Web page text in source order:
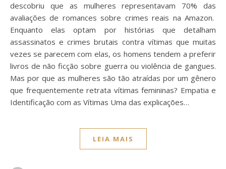
descobriu que as mulheres representavam 70% das
avaliações de romances sobre crimes reais na Amazon.
Enquanto elas optam por histórias que detalham
assassinatos e crimes brutais contra vítimas que muitas
vezes se parecem com elas, os homens tendem a preferir
livros de não ficção sobre guerra ou violência de gangues.
Mas por que as mulheres são tão atraídas por um gênero
que frequentemente retrata vítimas femininas? Empatia e
Identificação com as Vítimas Uma das explicações…
LEIA MAIS